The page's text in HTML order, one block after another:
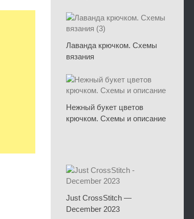
Лаванда крючком. Схемы
вязания
Нежный букет цветов
крючком. Схемы и описание
Just CrossStitch —
December 2023